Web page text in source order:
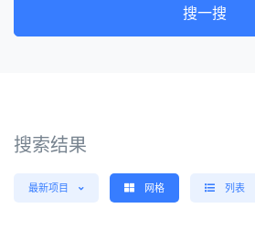
搜一搜
搜索结果
最新项目 网格 列表